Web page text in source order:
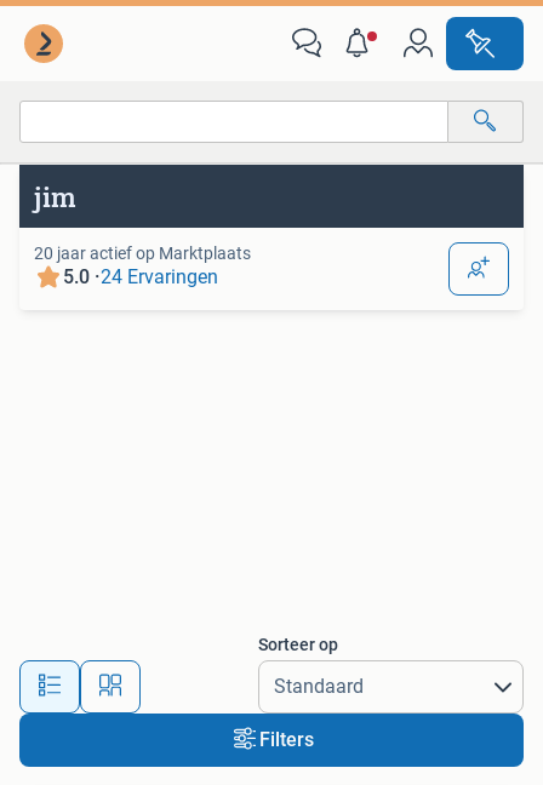
Alle afstanden…
Van deze adverteerder
jim
20 jaar actief op Marktplaats
5.0 ·24 Ervaringen
Sorteer op
Filters